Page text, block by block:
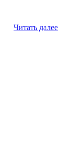
Читать далее